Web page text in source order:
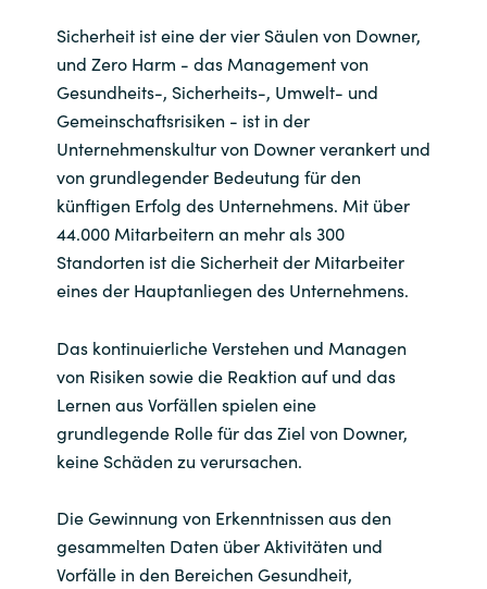
Qatar
Romania
Serbia
Slovenia
Singapore
Spain
Sri Lanka
Sweden
Switzerland
Ukraine
Sicherheit ist eine der vier Säulen von Downer,
und Zero Harm - das Management von
Gesundheits-, Sicherheits-, Umwelt- und
Gemeinschaftsrisiken - ist in der
Unternehmenskultur von Downer verankert und
von grundlegender Bedeutung für den
künftigen Erfolg des Unternehmens. Mit über
44.000 Mitarbeitern an mehr als 300
Standorten ist die Sicherheit der Mitarbeiter
eines der Hauptanliegen des Unternehmens.
Das kontinuierliche Verstehen und Managen
von Risiken sowie die Reaktion auf und das
Lernen aus Vorfällen spielen eine
grundlegende Rolle für das Ziel von Downer,
keine Schäden zu verursachen.
Die Gewinnung von Erkenntnissen aus den
gesammelten Daten über Aktivitäten und
Vorfälle in den Bereichen Gesundheit,